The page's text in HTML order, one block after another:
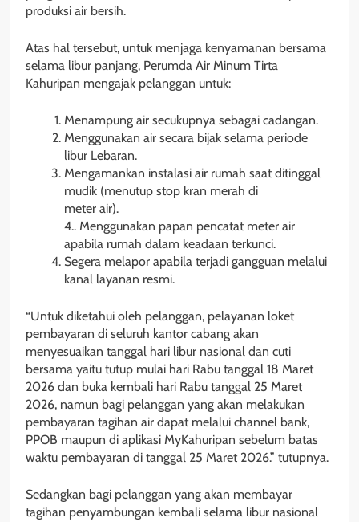
produksi air bersih.
Atas hal tersebut, untuk menjaga kenyamanan bersama
selama libur panjang, Perumda Air Minum Tirta
Kahuripan mengajak pelanggan untuk:
Menampung air secukupnya sebagai cadangan.
Menggunakan air secara bijak selama periode
libur Lebaran.
Mengamankan instalasi air rumah saat ditinggal
mudik (menutup stop kran merah di
meter air).
4.. Menggunakan papan pencatat meter air
apabila rumah dalam keadaan terkunci.
Segera melapor apabila terjadi gangguan melalui
kanal layanan resmi.
“Untuk diketahui oleh pelanggan, pelayanan loket
pembayaran di seluruh kantor cabang akan
menyesuaikan tanggal hari libur nasional dan cuti
bersama yaitu tutup mulai hari Rabu tanggal 18 Maret
2026 dan buka kembali hari Rabu tanggal 25 Maret
2026, namun bagi pelanggan yang akan melakukan
pembayaran tagihan air dapat melalui channel bank,
PPOB maupun di aplikasi MyKahuripan sebelum batas
waktu pembayaran di tanggal 25 Maret 2026.” tutupnya.
Sedangkan bagi pelanggan yang akan membayar
tagihan penyambungan kembali selama libur nasional